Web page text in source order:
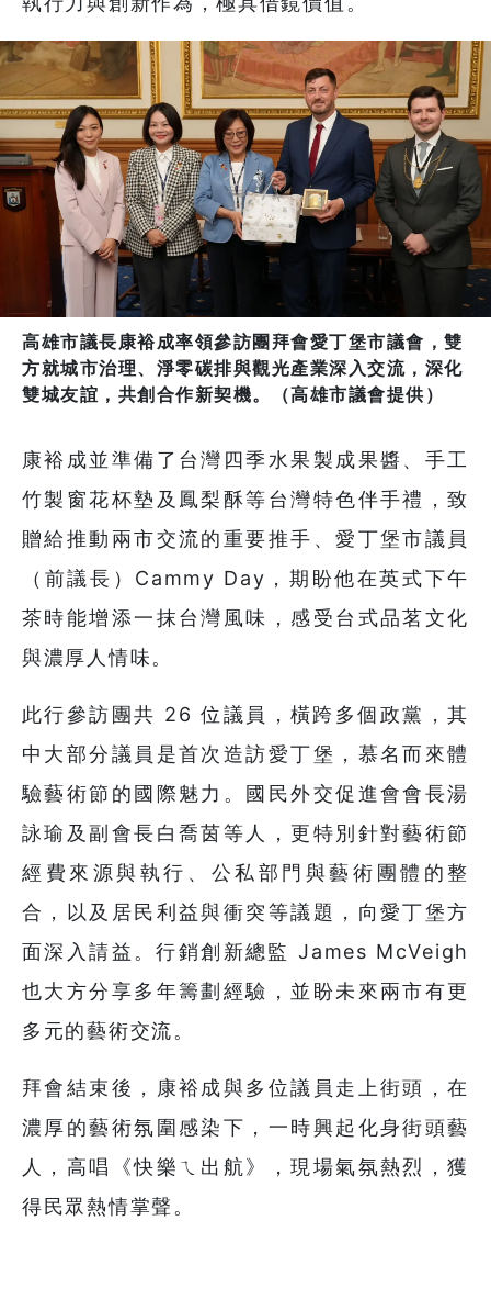
高雄市議長康裕成率領參訪團拜會愛丁堡市議會，雙
方就城市治理、淨零碳排與觀光產業深入交流，深化
雙城友誼，共創合作新契機。（高雄市議會提供）
康裕成並準備了台灣四季水果製成果醬、手工
竹製窗花杯墊及鳳梨酥等台灣特色伴手禮，致
贈給推動兩市交流的重要推手、愛丁堡市議員
（前議長）Cammy Day，期盼他在英式下午
茶時能增添一抹台灣風味，感受台式品茗文化
與濃厚人情味。
此行參訪團共 26 位議員，橫跨多個政黨，其
中大部分議員是首次造訪愛丁堡，慕名而來體
驗藝術節的國際魅力。國民外交促進會會長湯
詠瑜及副會長白喬茵等人，更特別針對藝術節
經費來源與執行、公私部門與藝術團體的整
合，以及居民利益與衝突等議題，向愛丁堡方
面深入請益。行銷創新總監 James McVeigh
也大方分享多年籌劃經驗，並盼未來兩市有更
多元的藝術交流。
拜會結束後，康裕成與多位議員走上街頭，在
濃厚的藝術氛圍感染下，一時興起化身街頭藝
人，高唱《快樂ㄟ出航》，現場氣氛熱烈，獲
得民眾熱情掌聲。